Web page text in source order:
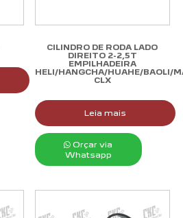
CILINDRO DE RODA LADO
DIREITO 2-2,5T
EMPILHADEIRA
HELI/HANGCHA/HUAHE/BAOLI/
CLX
Leia mais
Orçar via
Whatsapp